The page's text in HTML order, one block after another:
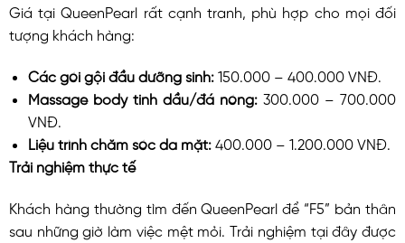
Giá tại QueenPearl rất cạnh tranh, phù hợp cho mọi đối
tượng khách hàng:
Các gói gội đầu dưỡng sinh:150.000 – 400.000 VNĐ.
Massage body tinh dầu/đá nóng:300.000 – 700.000
VNĐ.
Liệu trình chăm sóc da mặt:400.000 – 1.200.000 VNĐ.
Trải nghiệm thực tế
Khách hàng thường tìm đến QueenPearl để “F5” bản thân
sau những giờ làm việc mệt mỏi. Trải nghiệm tại đây được